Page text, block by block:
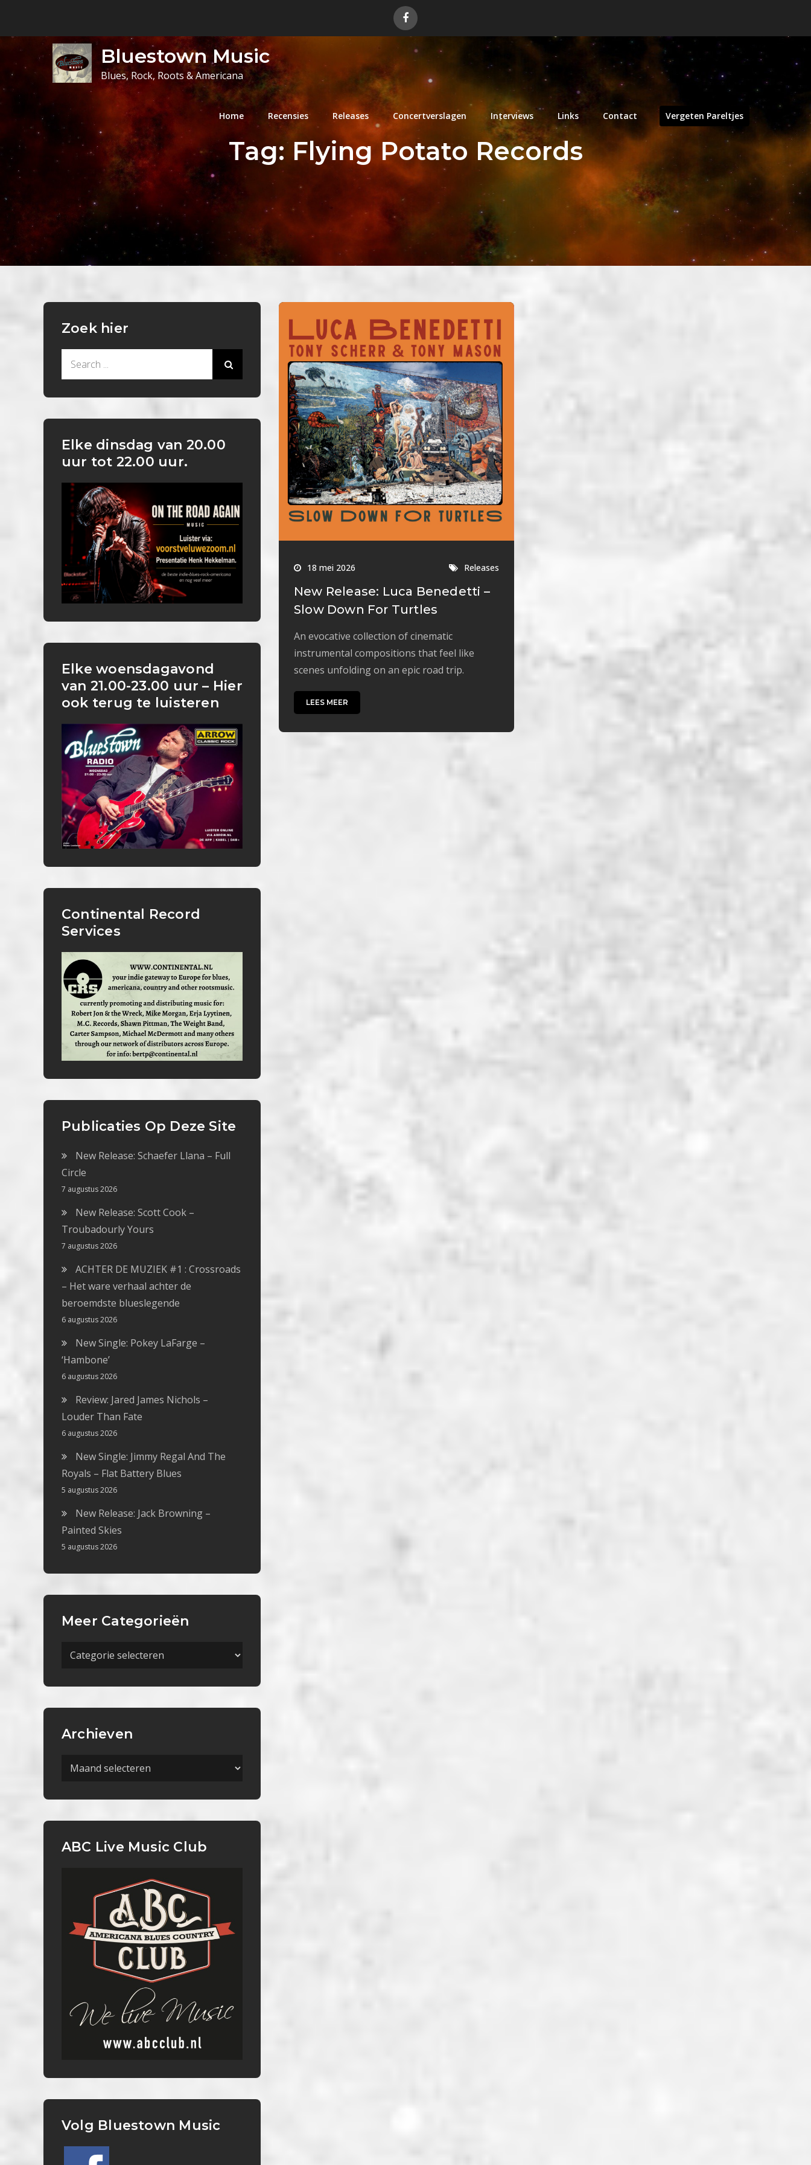
content
Bluestown Music
Blues, Rock, Roots & Americana
Home Recensies Releases Concertverslagen Interviews Links Contact Vergeten Pareltjes
Tag:Flying Potato Records
18 mei 2026 Releases
New Release: Luca Benedetti –
Slow Down For Turtles
An evocative collection of cinematic
instrumental compositions that feel like
scenes unfolding on an epic road trip.
LEES MEER
Zoek hier
Elke dinsdag van 20.00
uur tot 22.00 uur.
Elke woensdagavond
van 21.00-23.00 uur – Hier
ook terug te luisteren
Continental Record
Services
Publicaties Op Deze Site
New Release: Schaefer Llana – Full
Circle
7 augustus 2026
New Release: Scott Cook –
Troubadourly Yours
7 augustus 2026
ACHTER DE MUZIEK #1 : Crossroads
– Het ware verhaal achter de
beroemdste blueslegende
6 augustus 2026
New Single: Pokey LaFarge –
‘Hambone’
6 augustus 2026
Review: Jared James Nichols –
Louder Than Fate
6 augustus 2026
New Single: Jimmy Regal And The
Royals – Flat Battery Blues
5 augustus 2026
New Release: Jack Browning –
Painted Skies
5 augustus 2026
Meer Categorieën
Meer
Archieven
Archieven
ABC Live Music Club
Volg Bluestown Music